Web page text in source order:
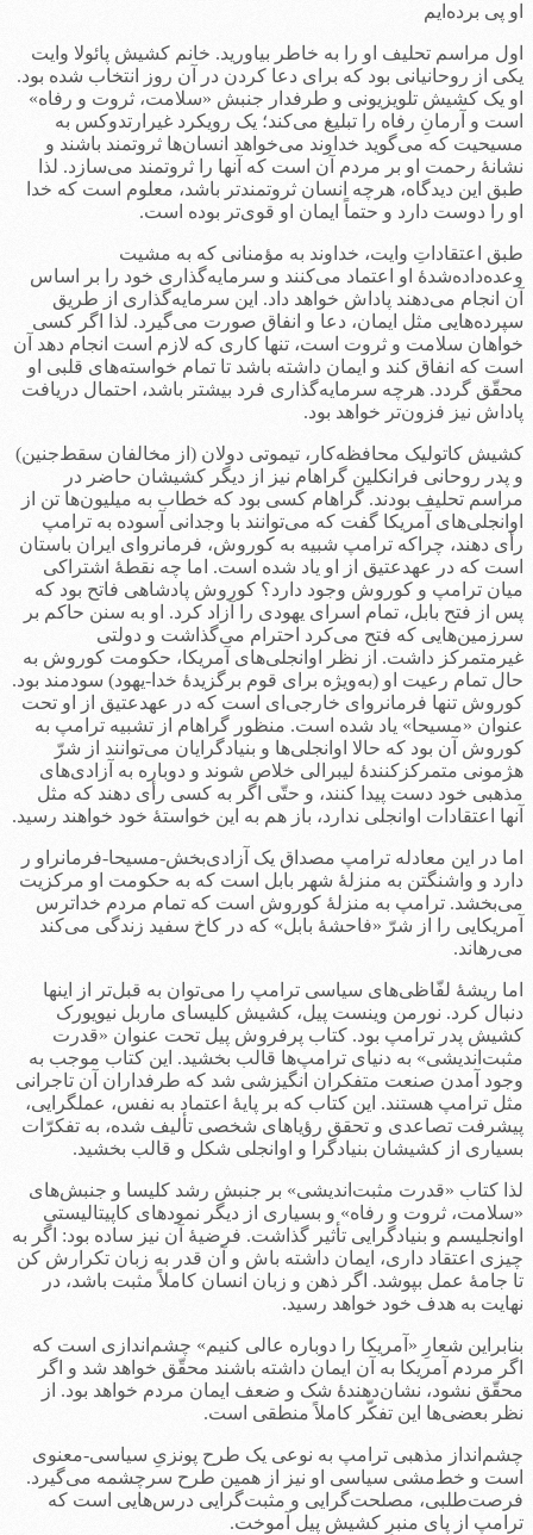
او پی برده‌ایم
اول مراسم تحلیف او را به خاطر بیاورید. خانم کشیش پائولا وایت
یکی از روحانیانی بود که برای دعا کردن در آن روز انتخاب شده بود.
او یک کشیش تلویزیونی و طرفدار جنبش «سلامت، ثروت و رفاه»
است و آرمانِ رفاه را تبلیغ می‌کند؛ یک رویکرد غیرارتدوکس به
مسیحیت که می‌گوید خداوند می‌خواهد انسان‌ها ثروتمند باشند و
نشانۀ رحمت او بر مردم آن است که آنها را ثروتمند می‌سازد. لذا
طبق این دیدگاه، هرچه انسان ثروتمندتر باشد، معلوم است که خدا
او را دوست دارد و حتماً ایمان او قوی‌تر بوده است.
طبق اعتقاداتِ وایت، خداوند به مؤمنانی که به مشیت
وعده‌داده‌شدۀ او اعتماد می‌کنند و سرمایه‌گذاری خود را بر اساس
آن انجام می‌دهند پاداش خواهد داد. این سرمایه‌گذاری از طریق
سپرده‌هایی مثل ایمان، دعا و انفاق صورت می‌گیرد. لذا اگر کسی
خواهان سلامت و ثروت است، تنها کاری که لازم است انجام دهد آن
است که انفاق کند و ایمان داشته باشد تا تمام خواسته‌های قلبی او
محقّق گردد. هرچه سرمایه‌گذاری فرد بیشتر باشد، احتمال دریافت
پاداش نیز فزون‌تر خواهد بود.
کشیش کاتولیک محافظه‌کار، تیموتی دولان (از مخالفان سقط‌جنین)
و پدر روحانی فرانکلین گراهام نیز از دیگر کشیشان حاضر در
مراسم تحلیف بودند. گراهام کسی بود که خطاب به میلیون‌ها تن از
اوانجلی‌های آمریکا گفت که می‌توانند با وجدانی آسوده به ترامپ
رأی دهند، چراکه ترامپ شبیه به کوروش، فرمانروای ایران باستان
است که در عهدعتیق از او یاد شده است. اما چه نقطۀ اشتراکی
میان ترامپ و کوروش وجود دارد؟ کوروش پادشاهی فاتح بود که
پس از فتح بابل، تمام اسرای یهودی را آزاد کرد. او به سنن حاکم بر
سرزمین‌هایی که فتح می‌کرد احترام می‌گذاشت و دولتی
غیرمتمرکز داشت. از نظر اوانجلی‌های آمریکا، حکومت کوروش به
حال تمام رعیت‌ او (به‌ویژه برای قوم برگزیدۀ خدا-یهود) سودمند بود.
کوروش تنها فرمانروای خارجی‌ای است که در عهدعتیق از او تحت
عنوان «مسیحا» یاد شده است. منظور گراهام از تشبیه ترامپ به
کوروش آن بود که حالا اوانجلی‌ها و بنیادگرایان می‌توانند از شرّ
هژمونی متمرکزکنندۀ لیبرالی خلاص شوند و دوباره به آزادی‌های
مذهبی خود دست پیدا کنند، و حتّی اگر به کسی رأی دهند که مثل
آنها اعتقادات اوانجلی ندارد، باز هم به این خواستۀ خود خواهند رسید.
اما در این معادله ترامپ مصداق یک آزادی‌بخش-مسیحا-فرمانراو ر
دارد و واشنگتن به منزلۀ شهر بابل است که به حکومت او مرکزیت
می‌بخشد. ترامپ به منزلۀ کوروش است که تمام مردم خداترس
آمریکایی را از شرّ «فاحشۀ بابل» که در کاخ سفید زندگی می‌کند
می‌رهاند.
اما ریشۀ لفّاظی‌های سیاسی ترامپ را می‌توان به قبل‌تر از اینها
دنبال کرد. نورمن وینست پیل، کشیش کلیسای ماربل نیویورک
کشیش پدر ترامپ بود. کتاب پرفروش پیل تحت عنوان «قدرت
مثبت‌اندیشی» به دنیای ترامپ‌ها قالب بخشید. این کتاب موجب به
وجود آمدن صنعت متفکران انگیزشی شد که طرفداران آن تاجرانی
مثل ترامپ هستند. این کتاب که بر پایۀ اعتماد به نفس، عملگرایی،
پیشرفت تصاعدی و تحقق رؤیاهای شخصی تألیف شده، به تفکرّات
بسیاری از کشیشان بنیادگرا و اوانجلی شکل و قالب بخشید.
لذا کتاب «قدرت مثبت‌اندیشی» بر جنبش رشد کلیسا و جنبش‌های
«سلامت، ثروت و رفاه» و بسیاری از دیگر نمودهای کاپیتالیستیِ
اوانجلیسم و بنیادگرایی تأثیر گذاشت. فرضیۀ آن نیز ساده بود: اگر به
چیزی اعتقاد داری، ایمان داشته باش و آن قدر به زبان تکرارش کن
تا جامۀ عمل بپوشد. اگر ذهن و زبان انسان کاملاً مثبت باشد، در
نهایت به هدف خود خواهد رسید.
بنابراین شعارِ «آمریکا را دوباره عالی کنیم» چشم‌اندازی است که
اگر مردم آمریکا به آن ایمان داشته باشند محقّق خواهد شد و اگر
محقّق نشود، نشان‌دهندۀ شک و ضعف ایمان مردم خواهد بود. از
نظر بعضی‌ها این تفکّر کاملاً منطقی است.
چشم‌انداز مذهبی ترامپ به نوعی یک طرح پونزیِ سیاسی-معنوی
است و خط‌مشی سیاسی او نیز از همین طرح سرچشمه می‌گیرد.
فرصت‌طلبی، مصلحت‌گرایی و مثبت‌گرایی درس‌هایی است که
ترامپ از پای منبرِ کشیش پیل آموخت.